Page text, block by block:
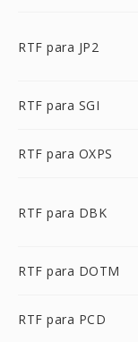
RTF para JP2
RTF para SGI
RTF para OXPS
RTF para DBK
RTF para DOTM
RTF para PCD